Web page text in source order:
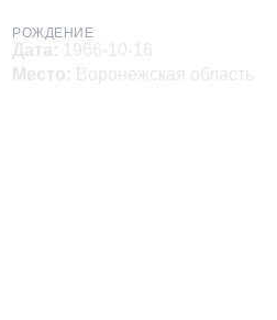
РОЖДЕНИЕ
Дата: 1966-10-16
Место: Воронежская область